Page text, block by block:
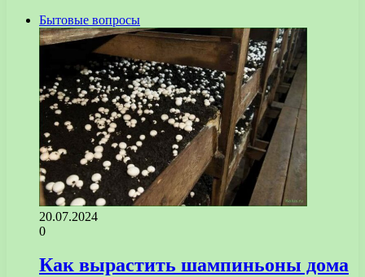
Бытовые вопросы
20.07.2024
0
Как вырастить шампиньоны дома